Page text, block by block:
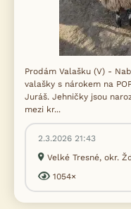
Prodám Valašku (V) -
valašky s nárokem na
Juráš. Jehničky jsou
mezi kr...
2.3.2026 21:43
Velké Tresné, okr.
1054×